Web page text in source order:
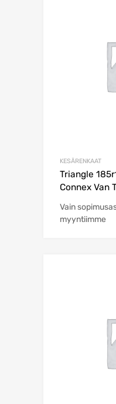
KESÄRENKAAT
Triangle
Connex Van
Vain
myyntiimme